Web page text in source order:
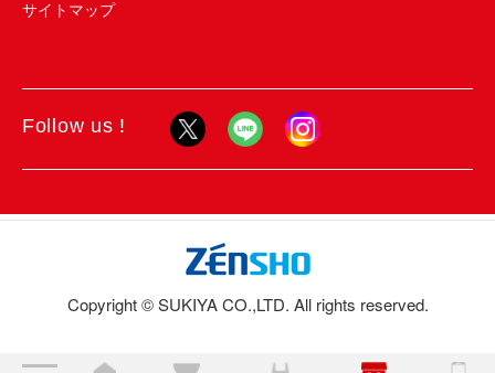
サイトマップ
Follow us !
Copyright © SUKIYA CO.,LTD. All rights reserved.